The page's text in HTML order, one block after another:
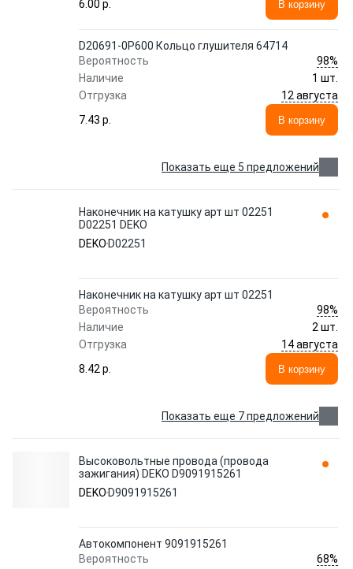
6.00 p. В корзину
D20691-0P600 Кольцо глушителя 64714
Вероятность
98%
Наличие
1 шт.
Отгрузка
12 августа
7.43 p.
В корзину
Показать еще 5 предложений
Наконечник на катушку арт шт 02251
D02251 DEKO
DEKO D02251
Наконечник на катушку арт шт 02251
Вероятность
98%
Наличие
2 шт.
Отгрузка
14 августа
8.42 p.
В корзину
Показать еще 7 предложений
Высоковольтные провода (провода
зажигания) DEKO D9091915261
DEKO D9091915261
Автокомпонент 9091915261
Вероятность
68%